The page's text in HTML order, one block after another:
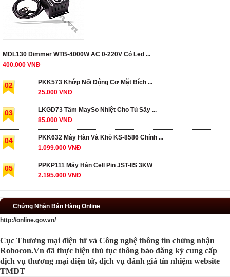
MDL130 Dimmer WTB-4000W AC 0-220V Có Led ...
400.000 VNĐ
02
PKK573 Khớp Nối Động Cơ Mặt Bích ...
25.000 VNĐ
03
LKGD73 Tấm MaySo Nhiệt Cho Tủ Sấy ...
85.000 VNĐ
04
PKK632 Máy Hàn Và Khò KS-8586 Chính ...
1.099.000 VNĐ
05
PPKP111 Máy Hàn Cell Pin JST-IIS 3KW
2.195.000 VNĐ
Chứng Nhận Bán Hàng Online
http://online.gov.vn/
Cục Thương mại điện tử và Công nghệ thông tin chứng nhận
Robocon.Vn đã thực hiện thủ tục thông báo đăng ký cung cấp
dịch vụ thương mại điện tử, dịch vụ đánh giá tín nhiệm website
TMĐT